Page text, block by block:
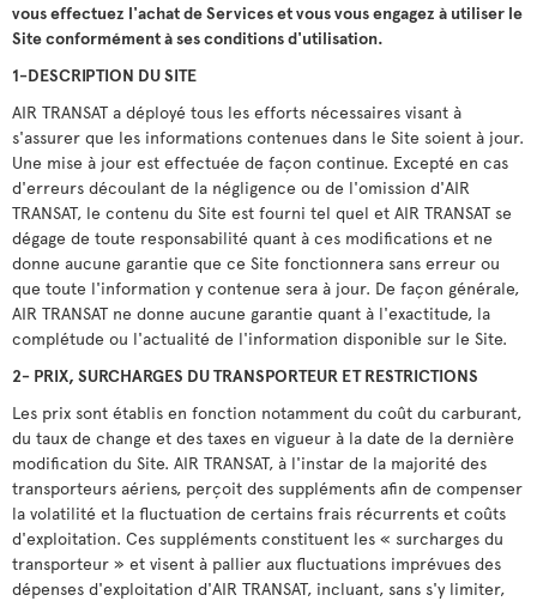
vous effectuez l'achat de Services et vous vous engagez à utiliser le
Site conformément à ses conditions d'utilisation.
1-DESCRIPTION DU SITE
AIR TRANSAT a déployé tous les efforts nécessaires visant à
s'assurer que les informations contenues dans le Site soient à jour.
Une mise à jour est effectuée de façon continue. Excepté en cas
d'erreurs découlant de la négligence ou de l'omission d'AIR
TRANSAT, le contenu du Site est fourni tel quel et AIR TRANSAT se
dégage de toute responsabilité quant à ces modifications et ne
donne aucune garantie que ce Site fonctionnera sans erreur ou
que toute l'information y contenue sera à jour. De façon générale,
AIR TRANSAT ne donne aucune garantie quant à l'exactitude, la
complétude ou l'actualité de l'information disponible sur le Site.
2- PRIX, SURCHARGES DU TRANSPORTEUR ET RESTRICTIONS
Les prix sont établis en fonction notamment du coût du carburant,
du taux de change et des taxes en vigueur à la date de la dernière
modification du Site. AIR TRANSAT, à l'instar de la majorité des
transporteurs aériens, perçoit des suppléments afin de compenser
la volatilité et la fluctuation de certains frais récurrents et coûts
d'exploitation. Ces suppléments constituent les « surcharges du
transporteur » et visent à pallier aux fluctuations imprévues des
dépenses d'exploitation d'AIR TRANSAT, incluant, sans s'y limiter,